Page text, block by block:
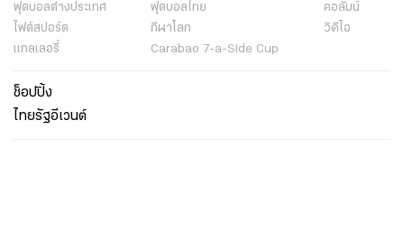
ฟุตบอลต่่างประเทศ ฟุตบอลไทย
คอลัมน์
ไฟต์สปอร์ต
กีฬาโลก
วิดีโอ
แกลเลอรี่
Carabao 7-a-Side Cup
ช็อปปิ้ง
ไทยรัฐอีเวนต์